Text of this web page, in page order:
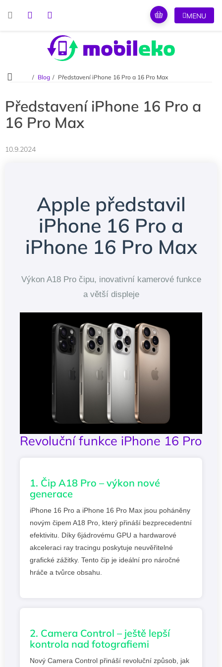
Domů
Blog Představení iPhone 16 Pro a 16 Pro Max
Představení iPhone 16 Pro a
16 Pro Max
10.9.2024
Apple představil
iPhone 16 Pro a
iPhone 16 Pro Max
Výkon A18 Pro čipu, inovativní kamerové funkce
a větší displeje
Revoluční funkce iPhone 16 Pro
1. Čip A18 Pro – výkon nové
generace
iPhone 16 Pro a iPhone 16 Pro Max jsou poháněny
novým čipem A18 Pro, který přináší bezprecedentní
efektivitu. Díky 6jádrovému GPU a hardwarové
akceleraci ray tracingu poskytuje neuvěřitelné
grafické zážitky. Tento čip je ideální pro náročné
hráče a tvůrce obsahu.
2. Camera Control – ještě lepší
kontrola nad fotografiemi
Nový Camera Control přináší revoluční způsob, jak